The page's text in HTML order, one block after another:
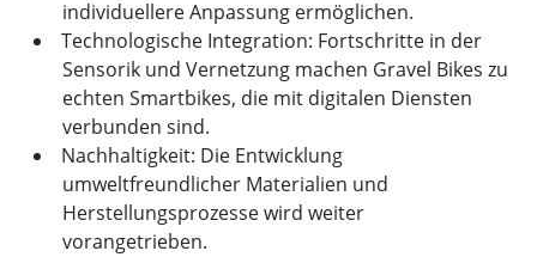
individuellere Anpassung ermöglichen.
Technologische Integration: Fortschritte in der
Sensorik und Vernetzung machen Gravel Bikes zu
echten Smartbikes, die mit digitalen Diensten
verbunden sind.
Nachhaltigkeit: Die Entwicklung
umweltfreundlicher Materialien und
Herstellungsprozesse wird weiter
vorangetrieben.